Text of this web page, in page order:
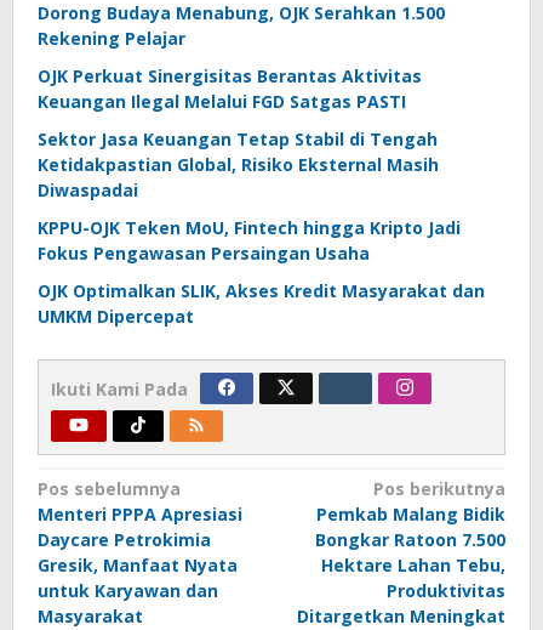
Dorong Budaya Menabung, OJK Serahkan 1.500
Rekening Pelajar
OJK Perkuat Sinergisitas Berantas Aktivitas
Keuangan Ilegal Melalui FGD Satgas PASTI
Sektor Jasa Keuangan Tetap Stabil di Tengah
Ketidakpastian Global, Risiko Eksternal Masih
Diwaspadai
KPPU-OJK Teken MoU, Fintech hingga Kripto Jadi
Fokus Pengawasan Persaingan Usaha
OJK Optimalkan SLIK, Akses Kredit Masyarakat dan
UMKM Dipercepat
Ikuti Kami Pada
Navigasi
pos
Pos sebelumnya
Menteri PPPA Apresiasi
Daycare Petrokimia
Gresik, Manfaat Nyata
untuk Karyawan dan
Masyarakat
Pos berikutnya
Pemkab Malang Bidik
Bongkar Ratoon 7.500
Hektare Lahan Tebu,
Produktivitas
Ditargetkan Meningkat